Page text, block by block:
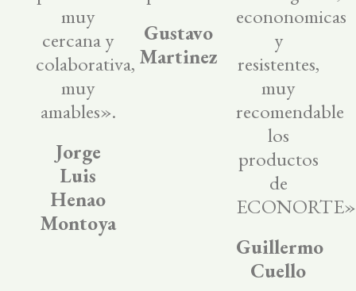
muy
cercana y
colaborativa,
muy
amables».
Jorge
Luis
Henao
Montoya
Gustavo
Martinez
econonomicas
y
resistentes,
muy
recomendable
los
productos
de
Guillermo
Cuello